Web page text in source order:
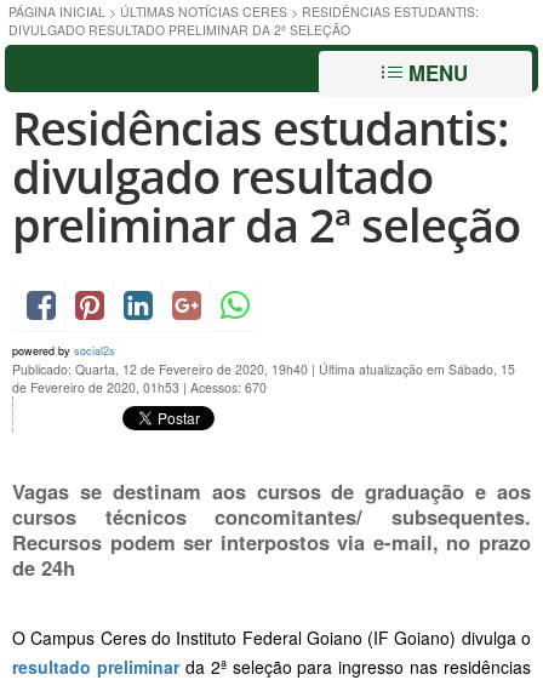
PÁGINA INICIAL > ÚLTIMAS NOTÍCIAS CERES > RESIDÊNCIAS ESTUDANTIS:
DIVULGADO RESULTADO PRELIMINAR DA 2ª SELEÇÃO
MENU
Residências estudantis:
divulgado resultado
preliminar da 2ª seleção
powered by social2s
Publicado: Quarta, 12 de Fevereiro de 2020, 19h40 | Última atualização em Sábado, 15
de Fevereiro de 2020, 01h53 | Acessos: 670
Vagas se destinam aos cursos de graduação e aos
cursos técnicos concomitantes/ subsequentes.
Recursos podem ser interpostos via e-mail, no prazo
de 24h
O Campus Ceres do Instituto Federal Goiano (IF Goiano) divulga o
resultado preliminarda 2ª seleção para ingresso nas residências